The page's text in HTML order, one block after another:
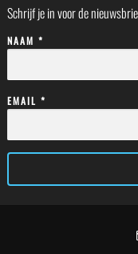
Schrijf je in voor de
NAAM *
EMAIL *